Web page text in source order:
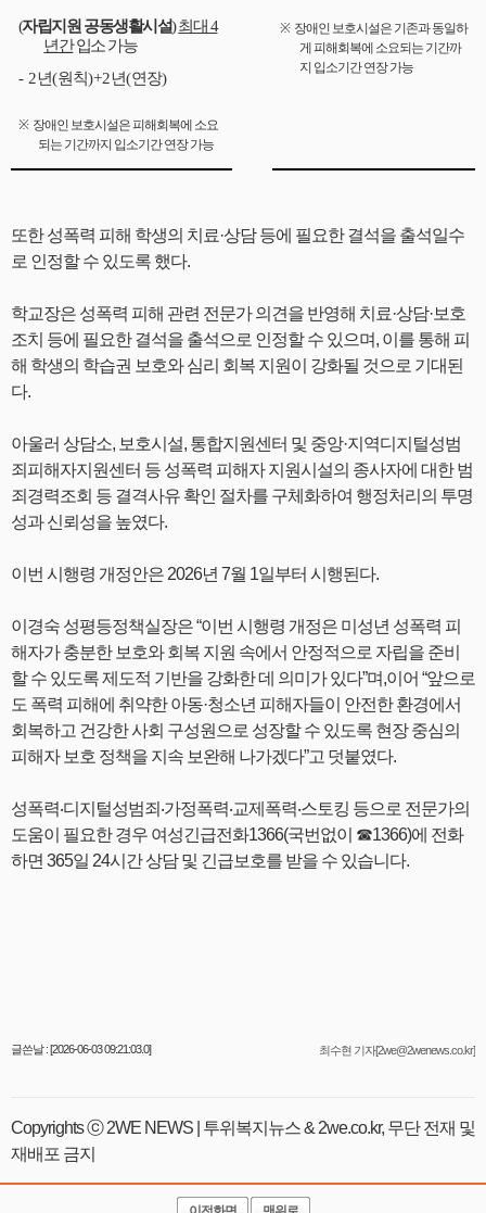
(자립지원 공동생활시설)최대 4
년간 입소 가능
- 2년(원칙)+2년(연장)
※ 장애인 보호시설은 피해회복에 소요
되는 기간까지 입소기간 연장 가능
※ 장애인 보호시설은 기존과 동일하
게 피해회복에 소요되는 기간까
지 입소기간 연장 가능
또한 성폭력 피해 학생의 치료·상담 등에 필요한 결석을 출석일수
로 인정할 수 있도록 했다.
학교장은 성폭력 피해 관련 전문가 의견을 반영해 치료·상담·보호
조치 등에 필요한 결석을 출석으로 인정할 수 있으며, 이를 통해 피
해 학생의 학습권 보호와 심리 회복 지원이 강화될 것으로 기대된
다.
아울러 상담소, 보호시설, 통합지원센터 및 중앙·지역디지털성범
죄피해자지원센터 등 성폭력 피해자 지원시설의 종사자에 대한 범
죄경력조회 등 결격사유 확인 절차를 구체화하여 행정처리의 투명
성과 신뢰성을 높였다.
이번 시행령 개정안은 2026년 7월 1일부터 시행된다.
이경숙 성평등정책실장은 “이번 시행령 개정은 미성년 성폭력 피
해자가 충분한 보호와 회복 지원 속에서 안정적으로 자립을 준비
할 수 있도록 제도적 기반을 강화한 데 의미가 있다”며,이어 “앞으로
도 폭력 피해에 취약한 아동·청소년 피해자들이 안전한 환경에서
회복하고 건강한 사회 구성원으로 성장할 수 있도록 현장 중심의
피해자 보호 정책을 지속 보완해 나가겠다”고 덧붙였다.
성폭력‧디지털성범죄‧가정폭력‧교제폭력‧스토킹 등으로 전문가의
도움이 필요한 경우 여성긴급전화1366(국번없이 ☎1366)에 전화
하면 365일 24시간 상담 및 긴급보호를 받을 수 있습니다.
글쓴날 : [2026-06-03 09:21:03.0] 최수현 기자[2we@2wenews.co.kr]
Copyrights ⓒ 2WE NEWS | 투위복지뉴스 & 2we.co.kr, 무단 전재 및
재배포 금지